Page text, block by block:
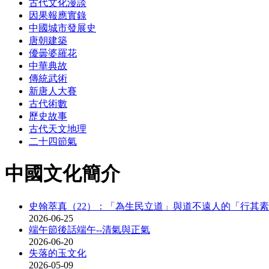
古代文化漫談
因果報應實錄
中國城市發展史
唐朝建築
優曇婆羅花
中華典故
傳統武術
新唐人大賽
古代術數
歷史故事
古代天文地理
二十四節氣
中國文化簡介
史翰萃真（22）：「為生民立道」與道不遠人的「行其
2026-06-25
端午節後話端午--清氣與正氣
2026-06-20
失落的玉文化
2026-05-09